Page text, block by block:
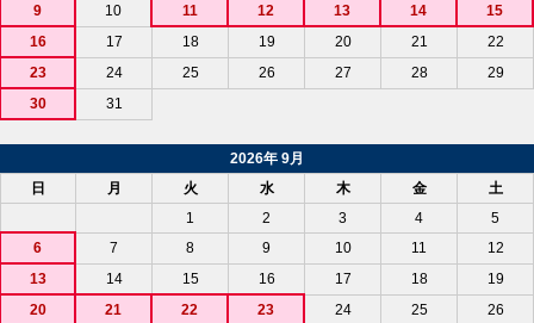
9
10 11 12 13 14
15
16
17 18 19 20 21
22
23
24 25 26 27 28
29
30
31
2026年 9月
日
月 火 水 木 金
土
1
2 3 4
5
6
7 8 9 10 11
12
13
14 15 16 17 18
19
20
21 22 23 24 25
26